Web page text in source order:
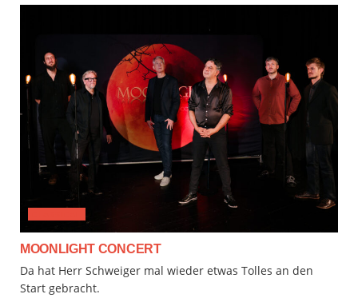
MOONLIGHT CONCERT
Da hat Herr Schweiger mal wieder etwas Tolles an den
Start gebracht.